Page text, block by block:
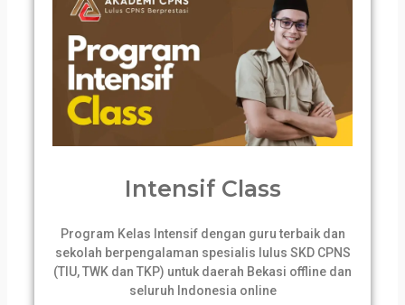
Intensif Class
Program Kelas Intensif dengan guru terbaik dan
sekolah berpengalaman spesialis lulus SKD CPNS
(TIU, TWK dan TKP) untuk daerah Bekasi offline dan
seluruh Indonesia online